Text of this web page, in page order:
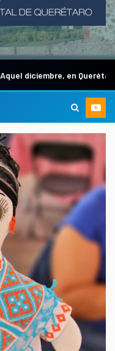
diciembre, en Querétaro